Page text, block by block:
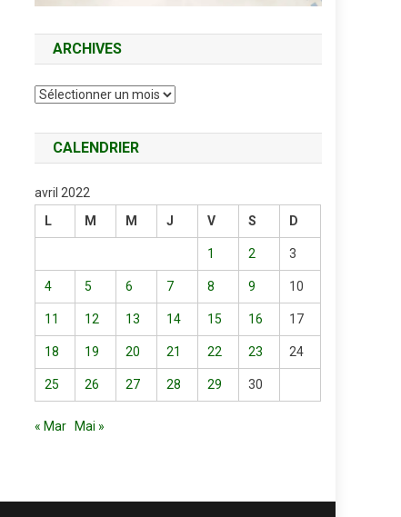
ARCHIVES
Archives
CALENDRIER
avril 2022
L
M M J V S D
1 2 3
4 5 6 7 8 9 10
11 12 13 14 15 16 17
18 19 20 21 22 23 24
25 26 27 28 29 30
« Mar Mai »